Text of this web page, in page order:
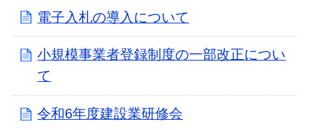
電子入札の導入について
小規模事業者登録制度の一部改正につい
て
令和6年度建設業研修会